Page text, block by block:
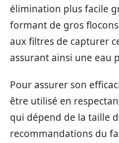
élimination plus facile
formant de gros
aux filtres de capturer
assurant ainsi une eau
Pour assurer son
être utilisé en
qui dépend de la taille
recommandations du